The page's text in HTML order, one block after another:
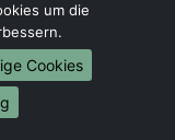
am Main
um die
Cookies